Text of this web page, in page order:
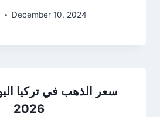
December 10, 2024
2026